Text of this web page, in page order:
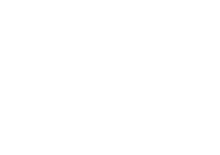
meuble ou objet vintage ajoute
il est essentiel pour le
uniques.
la planète grâce à la